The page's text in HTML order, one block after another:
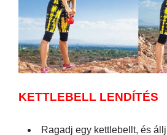
KETTLEBELL LENDÍTÉS
Ragadj egy kettlebellt, és